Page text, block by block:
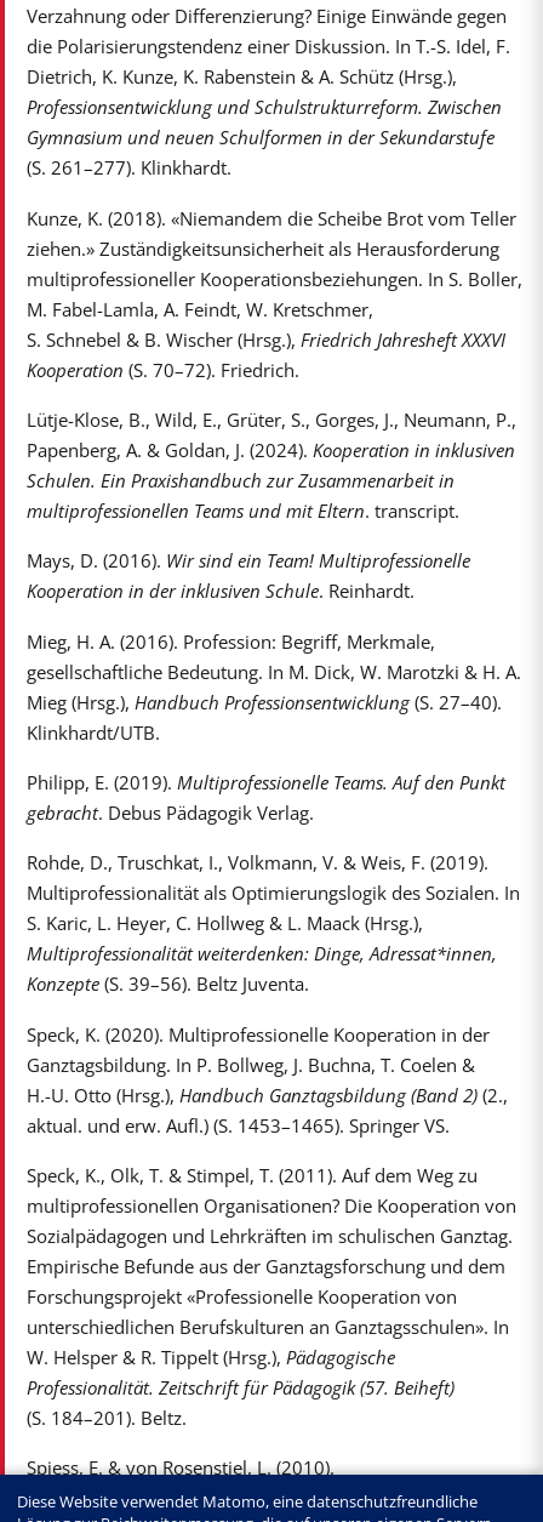
Verzahnung oder Differenzierung? Einige Einwände gegen
die Polarisierungstendenz einer Diskussion. In T.-S. Idel, F.
Dietrich, K. Kunze, K. Rabenstein & A. Schütz (Hrsg.),
Professionsentwicklung und Schulstrukturreform. Zwischen
Gymnasium und neuen Schulformen in der Sekundarstufe
(S. 261–277). Klinkhardt.
Kunze, K. (2018). «Niemandem die Scheibe Brot vom Teller
ziehen.» Zuständigkeitsunsicherheit als Herausforderung
multiprofessioneller Kooperationsbeziehungen. In S. Boller,
M. Fabel-Lamla, A. Feindt, W. Kretschmer,
S. Schnebel & B. Wischer (Hrsg.), Friedrich Jahresheft XXXVI
Kooperation (S. 70–72). Friedrich.
Lütje-Klose, B., Wild, E., Grüter, S., Gorges, J., Neumann, P.,
Papenberg, A. & Goldan, J. (2024). Kooperation in inklusiven
Schulen. Ein Praxishandbuch zur Zusammenarbeit in
multiprofessionellen Teams und mit Eltern. transcript.
Mays, D. (2016). Wir sind ein Team! Multiprofessionelle
Kooperation in der inklusiven Schule. Reinhardt.
Mieg, H. A. (2016). Profession: Begriff, Merkmale,
gesellschaftliche Bedeutung. In M. Dick, W. Marotzki & H. A.
Mieg (Hrsg.), Handbuch Professionsentwicklung(S. 27–40).
Klinkhardt/UTB.
Philipp, E. (2019). Multiprofessionelle Teams. Auf den Punkt
gebracht. Debus Pädagogik Verlag.
Rohde, D., Truschkat, I., Volkmann, V. & Weis, F. (2019).
Multiprofessionalität als Optimierungslogik des Sozialen. In
S. Karic, L. Heyer, C. Hollweg & L. Maack (Hrsg.),
Multiprofessionalität weiterdenken: Dinge, Adressat*innen,
Konzepte(S. 39–56). Beltz Juventa.
Speck, K. (2020). Multiprofessionelle Kooperation in der
Ganztagsbildung. In P. Bollweg, J. Buchna, T. Coelen &
H.-U. Otto (Hrsg.), Handbuch Ganztagsbildung (Band 2)(2.,
aktual. und erw. Aufl.) (S. 1453–1465). Springer VS.
Speck, K., Olk, T. & Stimpel, T. (2011). Auf dem Weg zu
multiprofessionellen Organisationen? Die Kooperation von
Sozialpädagogen und Lehrkräften im schulischen Ganztag.
Empirische Befunde aus der Ganztagsforschung und dem
Forschungsprojekt «Professionelle Kooperation von
unterschiedlichen Berufskulturen an Ganztagsschulen». In
W. Helsper & R. Tippelt (Hrsg.), Pädagogische
Professionalität. Zeitschrift für Pädagogik (57. Beiheft)
(S. 184–201). Beltz.
Spiess, E. & von Rosenstiel, L. (2010).
Organisationspsychologie. Basiswissen, Konzepte und
Diese Website verwendet Matomo, eine datenschutzfreundliche